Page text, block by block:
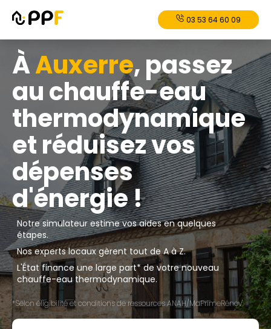
03 53 64 60 09
ÀAuxerre, passez
au chauffe-eau
thermodynamique
et réduisez vos
dépenses
d'énergie !
Notre simulateur estime vos aides en quelques
étapes.
Nos experts locaux gèrent tout de A à Z.
L'État finance une large part* de votre nouveau
chauffe-eau thermodynamique.
*Selon éligibilité et conditions de ressources ANAH/MaPrimeRénov'.